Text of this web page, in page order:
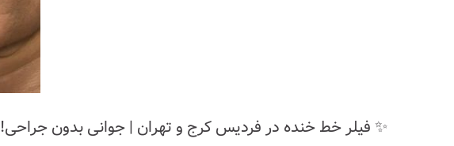
✨ فیلر خط خنده در فردیس کرج و تهران | جوانی بدون جراحی!